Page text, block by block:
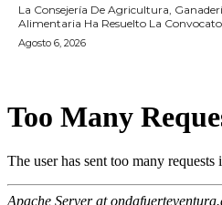
La Consejería De Agricultura,
Alimentaria Ha Resuelto La
Agosto 6, 2026